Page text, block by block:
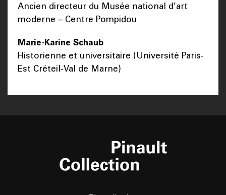
Ancien directeur du Musée national d’art
moderne – Centre Pompidou
Marie-Karine Schaub
Historienne et universitaire (Université Paris-
Est Créteil-Val de Marne)